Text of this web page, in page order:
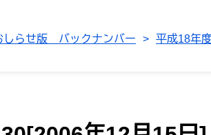
らせ版 バックナンバー > 平成18年